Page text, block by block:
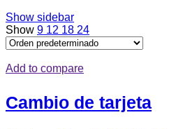
Show sidebar
Show 9 12 18 24
Add to compare
Cambio de tarjeta